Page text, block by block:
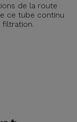
de la route
ce tube continu
filtration.